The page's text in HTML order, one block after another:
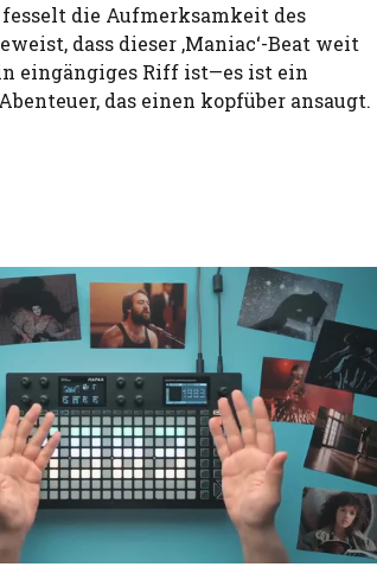
die Aufmerksamkeit des
dass dieser ‚Maniac‘-Beat weit
eingängiges Riff ist—es ist ein
das einen kopfüber ansaugt.